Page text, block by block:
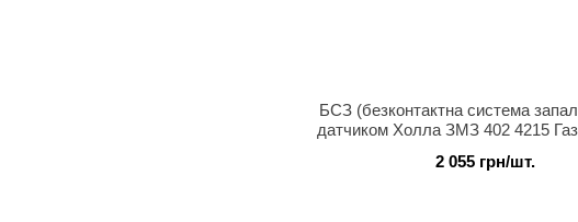
БСЗ (безконтактна система
датчиком Холла ЗМЗ 402 4215
2 055 грн/шт.